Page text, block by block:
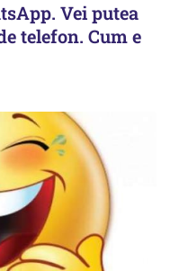
Vei putea
telefon. Cum e